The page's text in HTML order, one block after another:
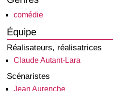
comédie
Équipe
Réalisateurs, réalisatrices
Claude Autant-Lara
Scénaristes
Jean Aurenche